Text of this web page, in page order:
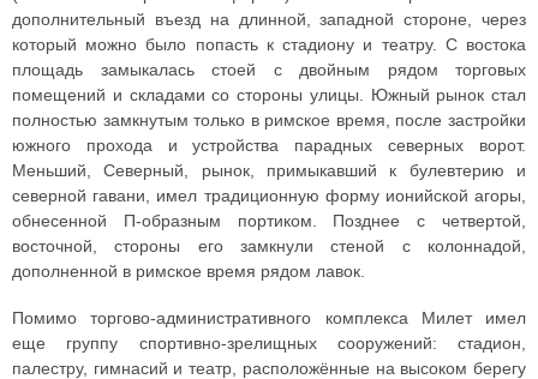
дополнительный въезд на длинной, западной стороне, через
который можно было попасть к стадиону и театру. С востока
площадь замыкалась стоей с двойным рядом торговых
помещений и складами со стороны улицы. Южный рынок стал
полностью замкнутым только в римское время, после застройки
южного прохода и устройства парадных северных ворот.
Меньший, Северный, рынок, примыкавший к булевтерию и
северной гавани, имел традиционную форму ионийской агоры,
обнесенной П-образным портиком. Позднее с четвертой,
восточной, стороны его замкнули стеной с колоннадой,
дополненной в римское время рядом лавок.
Помимо торгово-административного комплекса Милет имел
еще группу спортивно-зрелищных сооружений: стадион,
палестру, гимнасий и театр, расположённые на высоком берегу